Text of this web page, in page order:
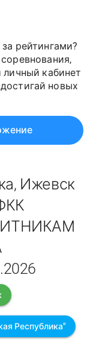
рейтингами?
личный кабинет
новых
Ижевск
Республика"